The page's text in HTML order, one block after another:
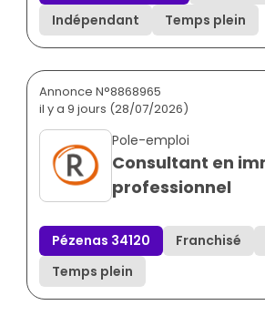
Indépendant
Temps plein
Annonce N°8868965
il y a 9 jours (28/07/2026)
Pole-emploi
Consultant en
professionnel
Pézenas 34120 Franchisé
Temps plein